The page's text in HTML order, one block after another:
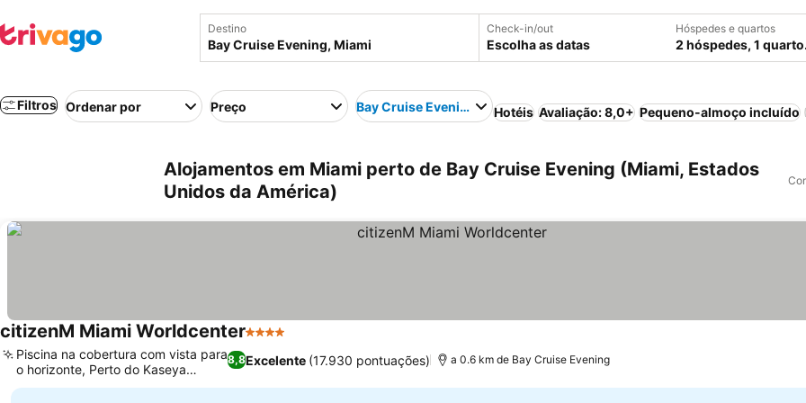
Destino Check-in/out
Escolha as datas
Hóspedes e quartos
2 hóspedes, 1 quarto.
Filtros Ordenar por Preço Bay Cruise Evening Hotéis Avaliação: 8,0+ Pequeno-almoço incluído
Alojamentos em Miami perto de Bay Cruise Evening (Miami, Estados
Unidos da América)
citizenM Miami Worldcenter4 Estrelas
8,8Excelente (17.930 pontuações)
Piscina na cobertura com vista para
o horizonte, Perto do Kaseya
Center
a 0.6 km de Bay Cruise Evening